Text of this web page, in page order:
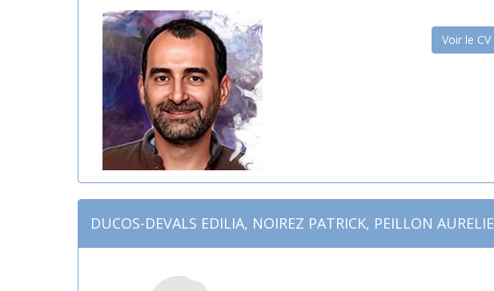
Voir le CV
DUCOS-DEVALS EDILIA, NOIREZ PATRICK, PEILLON AURELIE